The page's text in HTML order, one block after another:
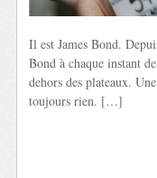
Il est James Bond.
Bond à chaque instant
dehors des plateaux.
toujours rien. […]